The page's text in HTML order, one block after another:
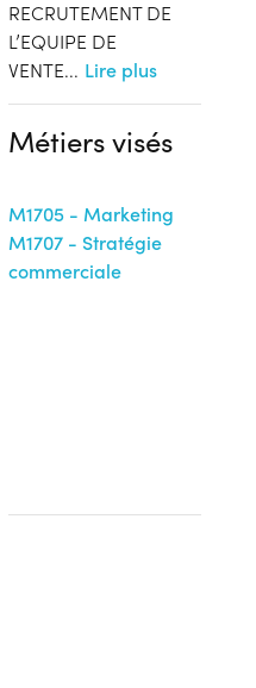
RECRUTEMENT DE
L’EQUIPE DE
VENTE... Lire plus
Métiers visés
M1705 - Marketing
M1707 - Stratégie
commerciale